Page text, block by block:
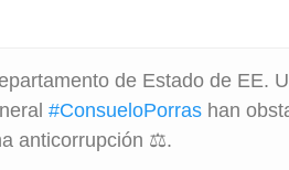
de Estado de EE.
#ConsueloPorras han
anticorrupción ⚖️.